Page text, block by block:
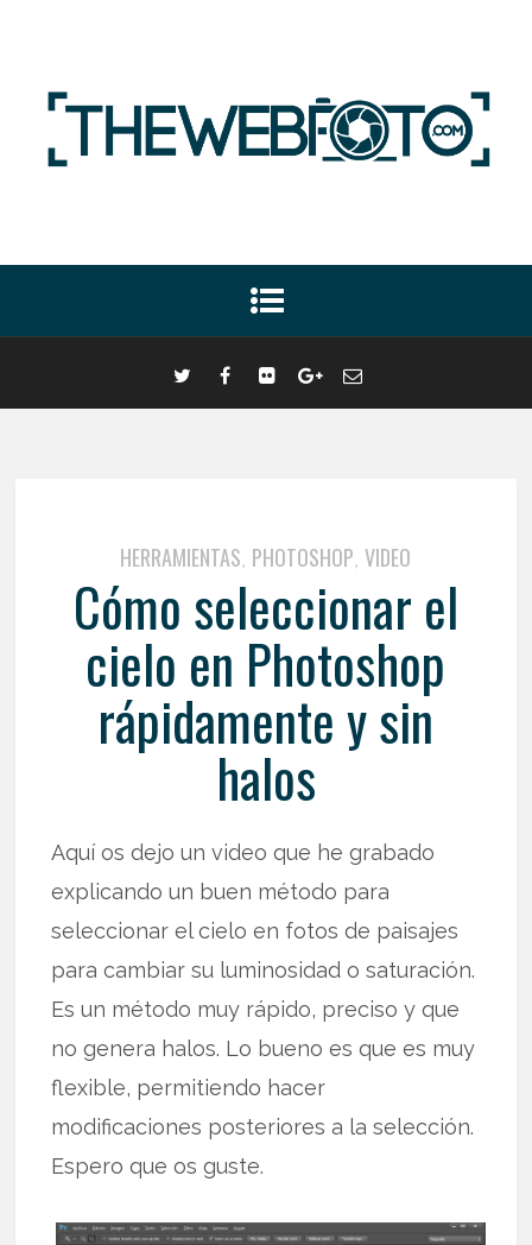
HERRAMIENTAS, PHOTOSHOP,VIDEO
Cómo seleccionar el
cielo en Photoshop
rápidamente y sin
halos
Aquí os dejo un video que he grabado
explicando un buen método para
seleccionar el cielo en fotos de paisajes
para cambiar su luminosidad o saturación.
Es un método muy rápido, preciso y que
no genera halos. Lo bueno es que es muy
flexible, permitiendo hacer
modificaciones posteriores a la selección.
Espero que os guste.